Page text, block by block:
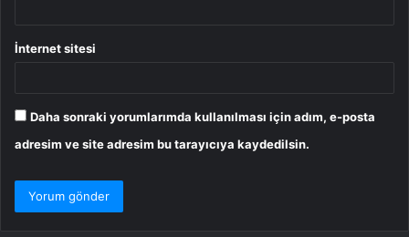
İnternet sitesi
Daha sonraki yorumlarımda kullanılması için adım, e-posta
adresim ve site adresim bu tarayıcıya kaydedilsin.